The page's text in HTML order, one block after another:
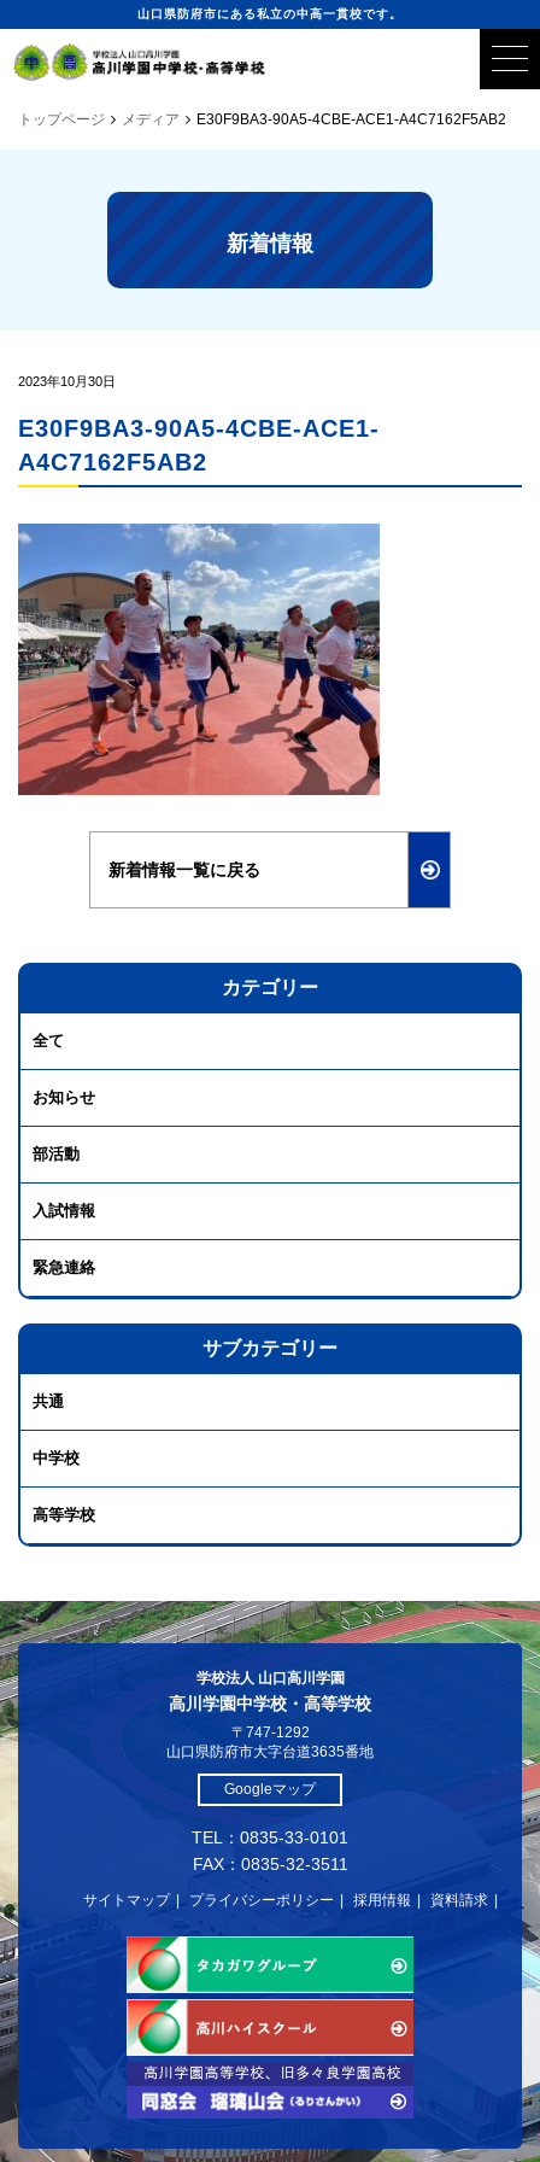
山口県防府市にある私立の中高一貫校です。
トップページ メディア E30F9BA3-90A5-4CBE-ACE1-A4C7162F5AB2
新着情報
2023年10月30日
E30F9BA3-90A5-4CBE-ACE1-
A4C7162F5AB2
新着情報一覧に戻る
カテゴリー
全て
お知らせ
部活動
入試情報
緊急連絡
サブカテゴリー
共通
中学校
高等学校
学校法人 山口高川学園
高川学園中学校・高等学校
〒747-1292
山口県防府市大字台道3635番地
Googleマップ
TEL：0835-33-0101
FAX：0835-32-3511
サイトマップ プライバシーポリシー 採用情報 資料請求